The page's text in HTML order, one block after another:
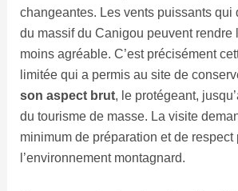
changeantes. Les vents puissants qui
du massif du Canigou peuvent rendre
moins agréable. C’est précisément
limitée qui a permis au site de
son aspect brut, le protégeant,
du tourisme de masse. La visite
minimum de préparation et de respect
l’environnement montagnard.